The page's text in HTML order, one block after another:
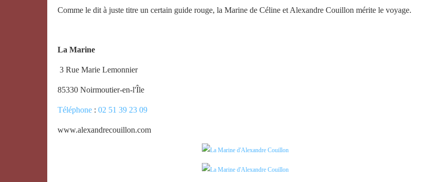
Comme le dit à juste titre un certain guide rouge, la Marine de Céline et Alexandre Couillon mérite le voyage.
La Marine
3 Rue Marie Lemonnier
85330 Noirmoutier-en-l'Île
Téléphone : 02 51 39 23 09
www.alexandrecouillon.com